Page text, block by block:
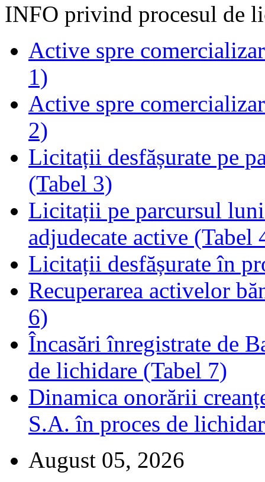
INFO privind procesul de
Active spre
1)
Active spre
2)
Licitații desfășurate pe
(Tabel 3)
Licitații pe parcursul
adjudecate active (Tabel
Licitații desfășurate în
Recuperarea activelor
6)
Încasări înregistrate de
de lichidare (Tabel 7)
Dinamica onorării
S.A. în proces de
August 05, 2026